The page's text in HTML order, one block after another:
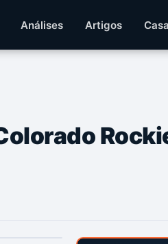
Análises Artigos